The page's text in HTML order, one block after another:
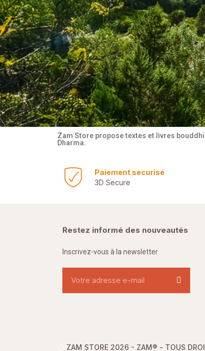
Zam Store propose textes et livres
Dharma.
Paiement securisé
3D Secure
Restez informé des nouveautés
Inscrivez-vous à la newsletter
ZAM STORE 2026 - ZAM® - TOUS